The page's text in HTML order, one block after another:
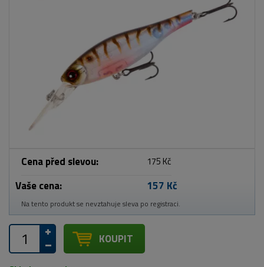
Cena před slevou: 175 Kč
Vaše cena: 157 Kč
Na tento produkt se nevztahuje sleva po registraci.
KOUPIT